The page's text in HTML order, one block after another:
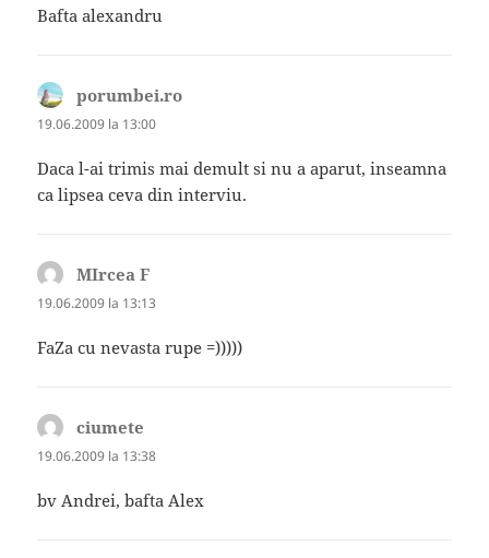
Bafta alexandru
porumbei.ro
19.06.2009 la 13:00
Daca l-ai trimis mai demult si nu a aparut, inseamna
ca lipsea ceva din interviu.
MIrcea F
19.06.2009 la 13:13
FaZa cu nevasta rupe =)))))
ciumete
19.06.2009 la 13:38
bv Andrei, bafta Alex